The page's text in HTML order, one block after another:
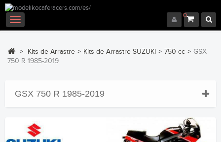
0
Navegación
Toggle
> Kits de Arrastre > Kits de Arrastre SUZUKI > 750 cc > GSX
750 R 1985-2019
GSX 750 R 1985-2019